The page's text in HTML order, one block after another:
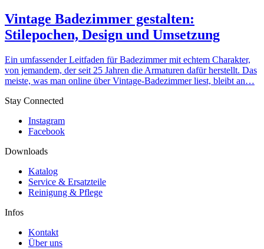
Vintage Badezimmer gestalten:
Stilepochen, Design und Umsetzung
Ein umfassender Leitfaden für Badezimmer mit echtem Charakter,
von jemandem, der seit 25 Jahren die Armaturen dafür herstellt. Das
meiste, was man online über Vintage-Badezimmer liest, bleibt an…
Stay Connected
Instagram
Facebook
Downloads
Katalog
Service & Ersatzteile
Reinigung & Pflege
Infos
Kontakt
Über uns